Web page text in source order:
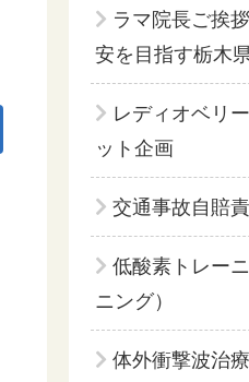
ラマ院長ご挨
安を目指す栃木
レディオベリ
ット企画
交通事故自賠
低酸素トレー
ニング）
体外衝撃波治療